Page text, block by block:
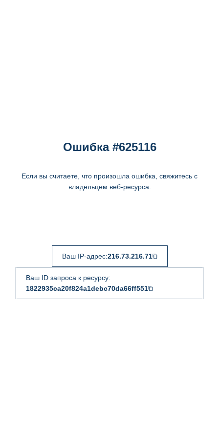
Ошибка #625116
Если вы считаете, что произошла ошибка, свяжитесь с
владельцем веб-ресурса.
Ваш IP-адрес:216.73.216.71
Ваш ID запроса к ресурсу:
1822935ca20f824a1debc70da66ff551